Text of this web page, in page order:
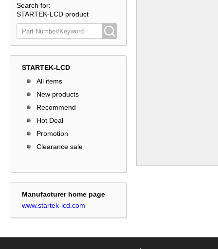
Search for:
STARTEK-LCD product
STARTEK-LCD
All items
New products
Recommend
Hot Deal
Promotion
Clearance sale
Manufacturer home page
www.startek-lcd.com